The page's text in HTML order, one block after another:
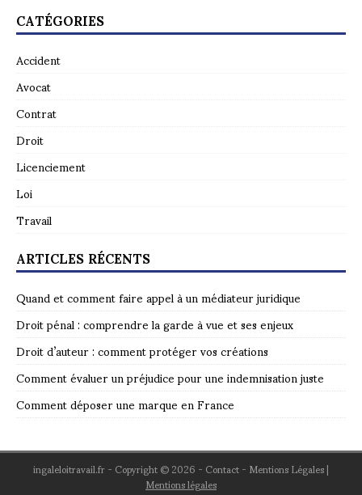
CATÉGORIES
Accident
Avocat
Contrat
Droit
Licenciement
Loi
Travail
ARTICLES RÉCENTS
Quand et comment faire appel à un médiateur juridique
Droit pénal : comprendre la garde à vue et ses enjeux
Droit d’auteur : comment protéger vos créations
Comment évaluer un préjudice pour une indemnisation juste
Comment déposer une marque en France
ingaleloitravail.fr - Copyright © 2026 - Contact - Mentions Légales|
Mentions légales